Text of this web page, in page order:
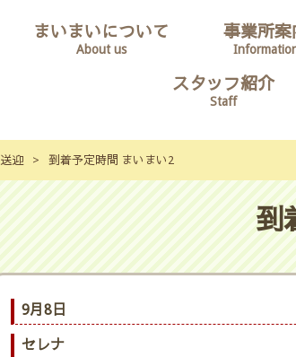
まいまいについて
About us
事業所案
スタッフ紹介
Staff
送迎 > 到着予定時間 まいまい2
到
9月8日
セレナ